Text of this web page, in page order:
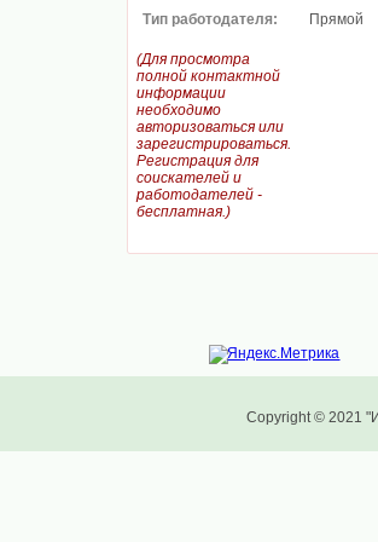
Тип работодателя:
Прямой
(Для просмотра
полной контактной
информации
необходимо
авторизоваться или
зарегистрироваться.
Регистрация для
соискателей и
работодателей -
бесплатная.)
Copyright © 2021